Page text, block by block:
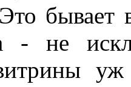
- не